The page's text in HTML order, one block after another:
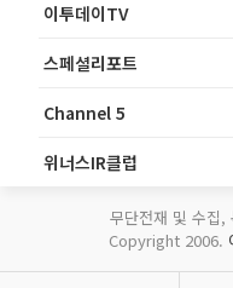
이투데이TV
스페셜리포트
Channel 5
위너스IR클럽
무단전재 및 수집,
Copyright 2006.